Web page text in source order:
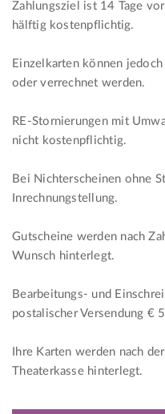
Zahlungsziel ist 14 Tage
hälftig kostenpflichtig.
Einzelkarten können
oder verrechnet werden.
RE-Stornierungen mit
nicht kostenpflichtig.
Bei Nichterscheinen ohne
Inrechnungstellung.
Gutscheine werden nach
Wunsch hinterlegt.
Bearbeitungs- und
postalischer Versendung €
Ihre Karten werden nach
Theaterkasse hinterlegt.